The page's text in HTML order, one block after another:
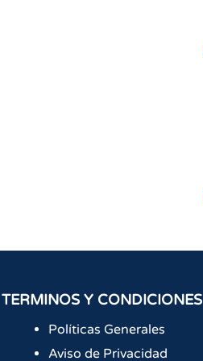
TERMINOS Y CONDICIONES
Políticas Generales
Aviso de Privacidad